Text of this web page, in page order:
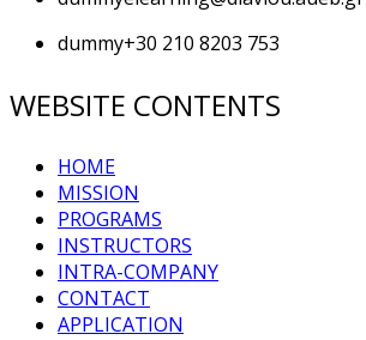
dummy+30 210 8203 753
WEBSITE CONTENTS
HOME
MISSION
PROGRAMS
INSTRUCTORS
INTRA-COMPANY
CONTACT
APPLICATION